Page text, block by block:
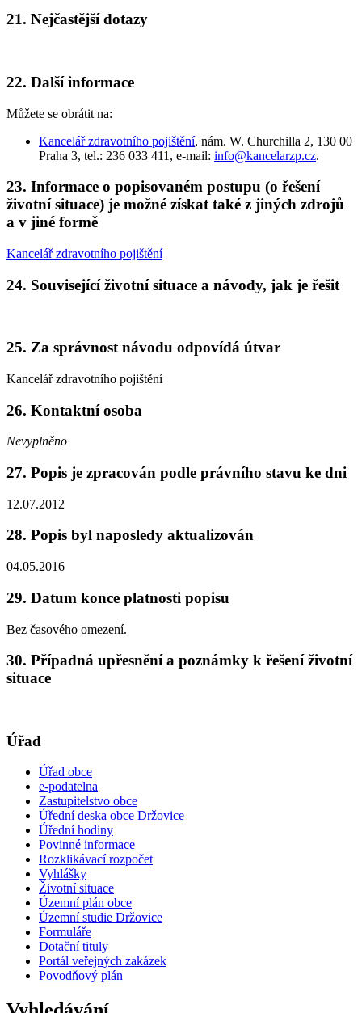
21. Nejčastější dotazy
22. Další informace
Můžete se obrátit na:
Kancelář zdravotního pojištění, nám. W. Churchilla 2, 130 00
Praha 3, tel.: 236 033 411, e-mail: info@kancelarzp.cz.
23. Informace o popisovaném postupu (o řešení
životní situace) je možné získat také z jiných zdrojů
a v jiné formě
Kancelář zdravotního pojištění
24. Související životní situace a návody, jak je řešit
25. Za správnost návodu odpovídá útvar
Kancelář zdravotního pojištění
26. Kontaktní osoba
Nevyplněno
27. Popis je zpracován podle právního stavu ke dni
12.07.2012
28. Popis byl naposledy aktualizován
04.05.2016
29. Datum konce platnosti popisu
Bez časového omezení.
30. Případná upřesnění a poznámky k řešení životní
situace
Úřad
Úřad obce
e-podatelna
Zastupitelstvo obce
Úřední deska obce Držovice
Úřední hodiny
Povinné informace
Rozklikávací rozpočet
Vyhlášky
Životní situace
Územní plán obce
Územní studie Držovice
Formuláře
Dotační tituly
Portál veřejných zakázek
Povodňový plán